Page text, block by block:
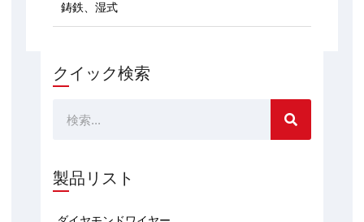
鋳鉄、湿式
クイック検索
検
製品リスト